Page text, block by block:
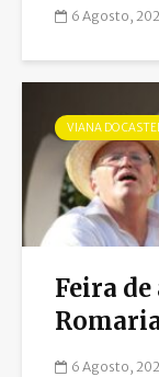
6 Agosto,
VIANA DO
Feira
6 Agosto,